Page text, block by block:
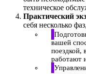
техническое
Практический
себя несколько
вашей
поездкой,
работают